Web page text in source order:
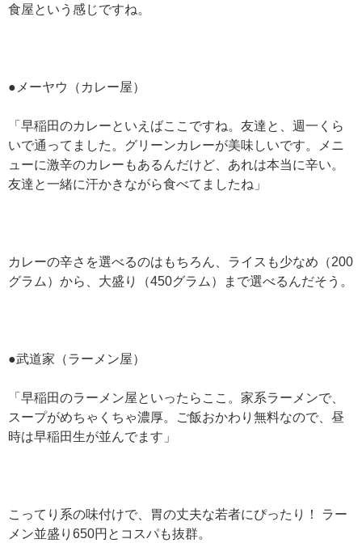
食屋という感じですね。
●メーヤウ（カレー屋）
「早稲田のカレーといえばここですね。友達と、週一くら
いで通ってました。グリーンカレーが美味しいです。メニ
ューに激辛のカレーもあるんだけど、あれは本当に辛い。
友達と一緒に汗かきながら食べてましたね」
カレーの辛さを選べるのはもちろん、ライスも少なめ（200
グラム）から、大盛り（450グラム）まで選べるんだそう。
●武道家（ラーメン屋）
「早稲田のラーメン屋といったらここ。家系ラーメンで、
スープがめちゃくちゃ濃厚。ご飯おかわり無料なので、昼
時は早稲田生が並んでます」
こってり系の味付けで、胃の丈夫な若者にぴったり！ ラー
メン並盛り650円とコスパも抜群。